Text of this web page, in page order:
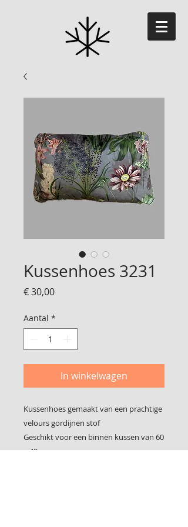
Kussenhoes 3231
€ 30,00Prijs
Aantal *
In winkelwagen
Kussenhoes gemaakt van een prachtige
velours gordijnen stof
Geschikt voor een binnen kussen van 60
x 40 cm